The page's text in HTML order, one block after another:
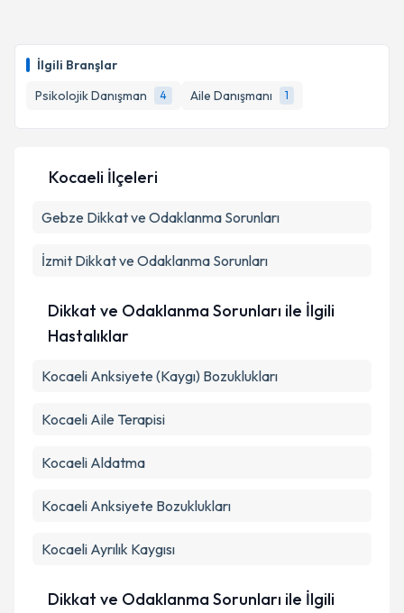
İlgili Branşlar
Psikolojik Danışman
4 Aile Danışmanı 1
için bir takvim hazırlandığında e-posta ile
bilgilendireceğiz.
E-posta Adresiniz
Kişisel verilerimin işlenmesine ilişkin
kapsamda işlenmesini kabul ediyorum.
Takvim Talebini Gönder
Kocaeli İlçeleri
Gebze Dikkat ve Odaklanma Sorunları
İzmit Dikkat ve Odaklanma Sorunları
Dikkat ve Odaklanma Sorunları ile İlgili
Hastalıklar
Kocaeli Anksiyete (Kaygı) Bozuklukları
Kocaeli Aile Terapisi
Kocaeli Aldatma
Kocaeli Anksiyete Bozuklukları
Kocaeli Ayrılık Kaygısı
Dikkat ve Odaklanma Sorunları ile İlgili